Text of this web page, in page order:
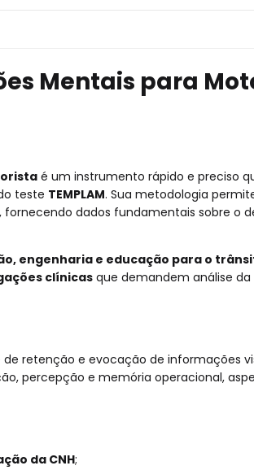
Mentais para
é um instrumento rápido e preciso
teste TEMPLAM. Sua metodologia
dados fundamentais sobre o
engenharia e educação para o
clínicas que demandem análise
retenção e evocação de informações
percepção e memória operacional,
da CNH;